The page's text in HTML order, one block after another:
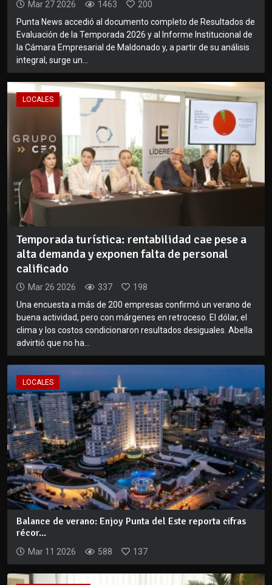
Mar 27 2026 1463
200
Punta News accedió al documento completo de Resultados de
Evaluación de la Temporada 2026 y al Informe Institucional de
la Cámara Empresarial de Maldonado y, a partir de su análisis
integral, surge un...
LOCALES
Temporada turística: rentabilidad cae pese a
alta demanda y exponen falta de personal
calificado
Mar 26 2026 337
198
Una encuesta a más de 200 empresas confirmó un verano de
buena actividad, pero con márgenes en retroceso. El dólar, el
clima y los costos condicionaron resultados desiguales. Abella
advirtió que no ha...
LOCALES
Balance de verano: Enjoy Punta del Este reporta cifras
récor...
Mar 11 2026 588 137